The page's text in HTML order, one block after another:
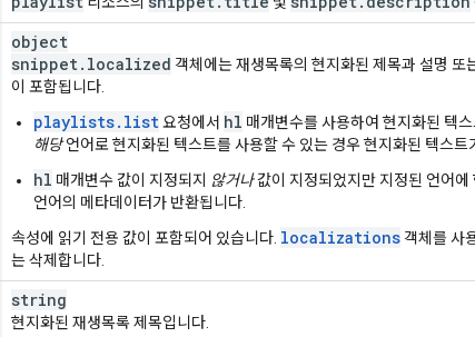
object
snippet. localized 객체에는 재생목록의 현지화된 제목과 설명 또
이 포함됩니다.
playlists.list요청에서 hl 매개변수를 사용하여 현지화된 텍
해당언어로 현지화된 텍스트를 사용할 수 있는 경우 현지화된 텍스트
hl 매개변수 값이 지정되지 않거나값이 지정되었지만 지정된 언어에
언어의 메타데이터가 반환됩니다.
속성에 읽기 전용 값이 포함되어 있습니다. localizations 객체를 사
는 삭제합니다.
string
현지화된 재생목록 제목입니다.